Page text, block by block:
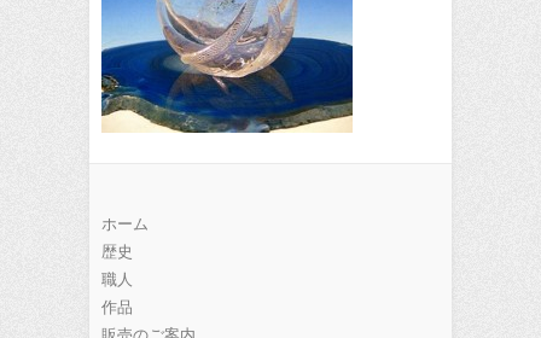
ホーム
歴史
職人
作品